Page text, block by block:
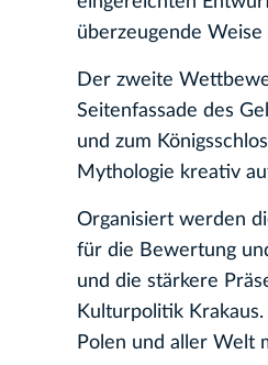
überzeugende
Der zweite
Seitenfassade des
und zum
Mythologie kreativ
Organisiert werden
für die Bewertung
und die stärkere
Kulturpolitik
Polen und aller Welt